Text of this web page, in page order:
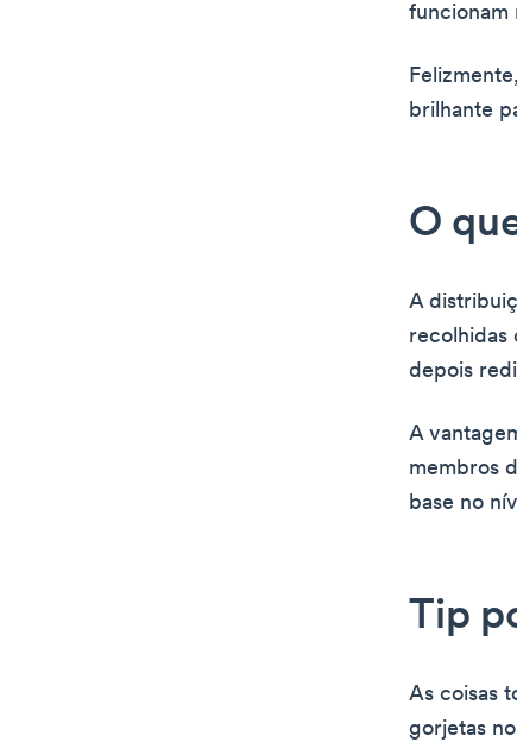
funcionam
brilhante
O
A
recolhidas
depois
A
membros
base no
Tip
As coisas
gorjetas